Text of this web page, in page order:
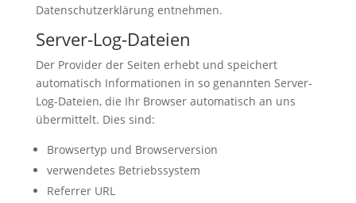
Datenschutzerklärung entnehmen.
Server-Log-Dateien
Der Provider der Seiten erhebt und speichert
automatisch Informationen in so genannten Server-
Log-Dateien, die Ihr Browser automatisch an uns
übermittelt. Dies sind:
Browsertyp und Browserversion
verwendetes Betriebssystem
Referrer URL